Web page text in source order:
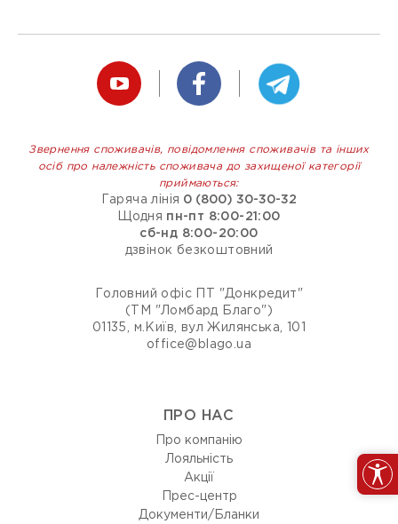
Звернення споживачів, повідомлення споживачів та інших
осіб про належність споживача до захищеної категорії
приймаються:
Гаряча лінія 0 (800) 30-30-32
Щодня пн-пт 8:00-21:00
сб-нд 8:00-20:00
дзвінок безкоштовний
Головний офіс ПТ "Донкредит"
(ТМ "Ломбард Благо")
01135, м.Київ, вул Жилянська, 101
office@blago.ua
ПРО НАС
Про компанію
Лояльність
Акції
Прес-центр
Документи/Бланки